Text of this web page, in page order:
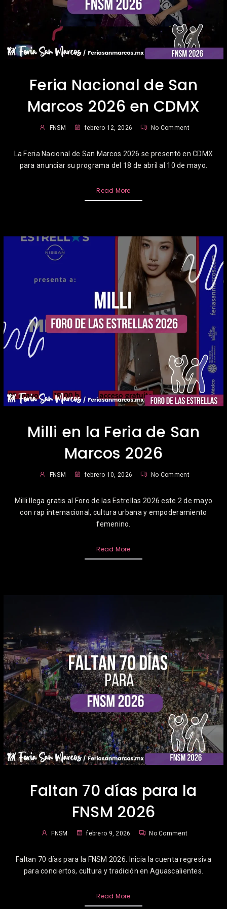
Feria Nacional de San
Marcos 2026 en CDMX
FNSM febrero 12, 2026 No Comment
La Feria Nacional de San Marcos 2026 se presentó en CDMX
para anunciar su programa del 18 de abril al 10 de mayo.
Read More
Milli en la Feria de San
Marcos 2026
FNSM febrero 10, 2026 No Comment
Milli llega gratis al Foro de las Estrellas 2026 este 2 de mayo
con rap internacional, cultura urbana y empoderamiento
femenino.
Read More
Faltan 70 días para la
FNSM 2026
FNSM febrero 9, 2026 No Comment
Faltan 70 días para la FNSM 2026. Inicia la cuenta regresiva
para conciertos, cultura y tradición en Aguascalientes.
Read More